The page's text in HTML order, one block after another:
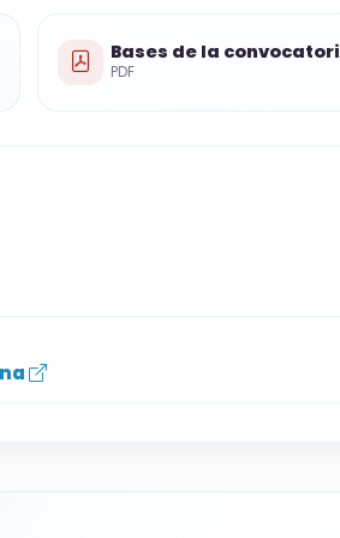
municipales de música
máx. 5 p.).
con mención música (2
Primaria mención música (4
C1 si no se acredita (apto/
Bases de la
PDF